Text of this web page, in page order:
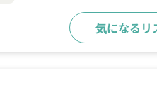
気になるリ